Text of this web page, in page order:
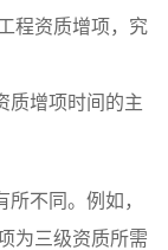
程资质增项，究
质增项时间的主
不同。例如，
为三级资质所需